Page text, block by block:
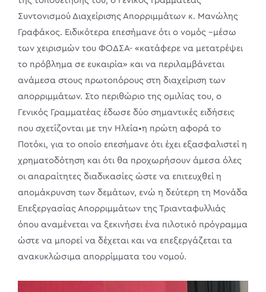
Συντονισμού Διαχείρισης Απορριμμάτων κ. Μανώλης
Γραφάκος. Ειδικότερα επεσήμανε ότι ο νομός –μέσω
των χειρισμών του ΦΟΔΣΑ- «κατάφερε να μετατρέψει
το πρόβλημα σε ευκαιρία» και να περιλαμβάνεται
ανάμεσα στους πρωτοπόρους στη διαχείριση των
απορριμμάτων. Στο περιθώριο της ομιλίας του, ο
Γενικός Γραμματέας έδωσε δύο σημαντικές ειδήσεις
που σχετίζονται με την Ηλεία•η πρώτη αφορά το
Ποτόκι, για το οποίο επεσήμανε ότι έχει εξασφαλιστεί η
χρηματοδότηση και ότι θα προχωρήσουν άμεσα όλες
οι απαραίτητες διαδικασίες ώστε να επιτευχθεί η
απομάκρυνση των δεμάτων, ενώ η δεύτερη τη Μονάδα
Επεξεργασίας Απορριμμάτων της Τριανταφυλλιάς
όπου αναμένεται να ξεκινήσει ένα πιλοτικό πρόγραμμα
ώστε να μπορεί να δέχεται και να επεξεργάζεται τα
ανακυκλώσιμα απορρίμματα του νομού.